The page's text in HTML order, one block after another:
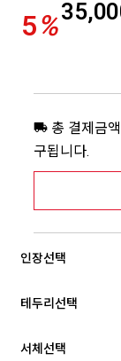
5%
총 결제금
구됩니다.
인장선택
테두리선택
서체선택